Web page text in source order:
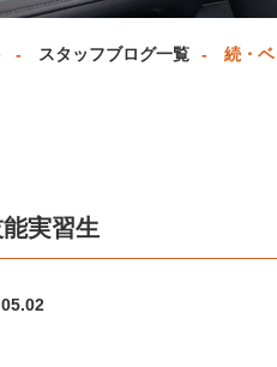
スタッフブログ一覧 続・
実習生